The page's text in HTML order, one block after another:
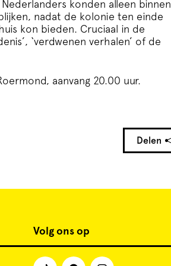
konden alleen binnen
nadat de kolonie ten einde
kon bieden. Cruciaal in de
‘verdwenen verhalen’ of de
aanvang 20.00 uur.
Delen
Volg ons op